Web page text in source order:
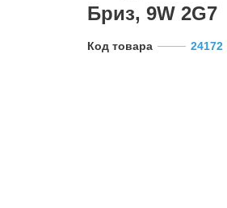
Бриз, 9W 2G7
Код товара 24172